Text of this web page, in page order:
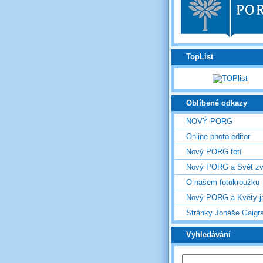
TopList
Oblíbené odkazy
NOVÝ PORG
Online photo editor
Nový PORG fotí
Nový PORG a Svět
O našem fotokroužku
Nový PORG a Květy
Stránky Jonáše
Vyhledávání